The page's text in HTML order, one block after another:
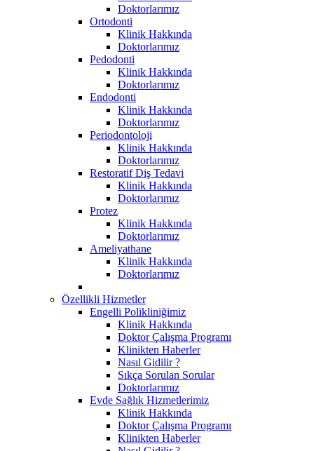
Doktorlarımız
Ortodonti
Klinik Hakkında
Doktorlarımız
Pedodonti
Klinik Hakkında
Doktorlarımız
Endodonti
Klinik Hakkında
Doktorlarımız
Periodontoloji
Klinik Hakkında
Doktorlarımız
Restoratif Diş Tedavi
Klinik Hakkında
Doktorlarımız
Protez
Klinik Hakkında
Doktorlarımız
Ameliyathane
Klinik Hakkında
Doktorlarımız
Özellikli Hizmetler
Engelli Polikliniğimiz
Klinik Hakkında
Doktor Çalışma Programı
Klinikten Haberler
Nasıl Gidilir ?
Sıkça Sorulan Sorular
Doktorlarımız
Evde Sağlık Hizmetlerimiz
Klinik Hakkında
Doktor Çalışma Programı
Klinikten Haberler